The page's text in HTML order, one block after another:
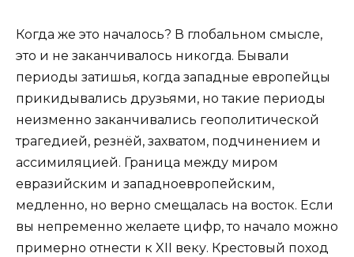
Когда же это началось? В глобальном смысле,
это и не заканчивалось никогда. Бывали
периоды затишья, когда западные европейцы
прикидывались друзьями, но такие периоды
неизменно заканчивались геополитической
трагедией, резнёй, захватом, подчинением и
ассимиляцией. Граница между миром
евразийским и западноевропейским,
медленно, но верно смещалась на восток. Если
вы непременно желаете цифр, то начало можно
примерно отнести к XII веку. Крестовый поход